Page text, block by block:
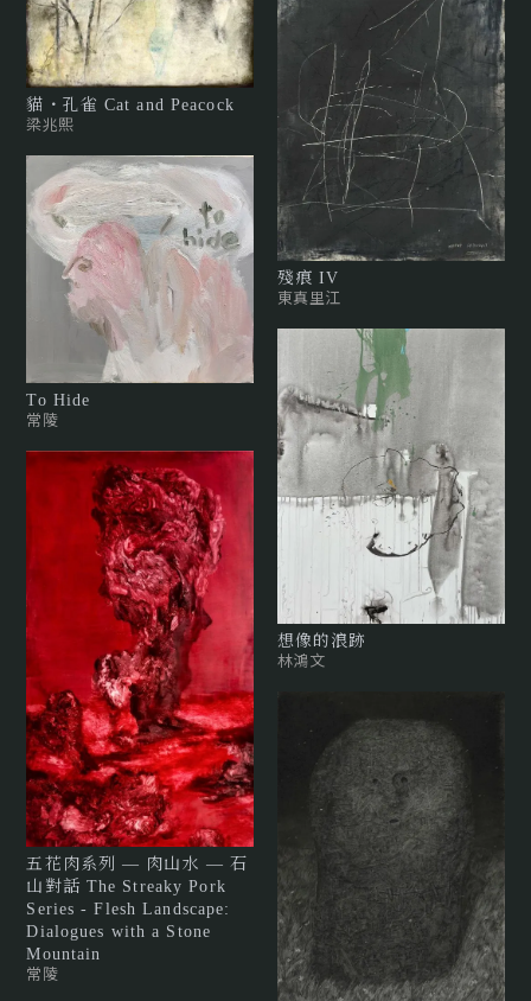
貓・孔雀 Cat and Peacock
梁兆熙
To Hide
常陵
五花肉系列 — 肉山水 — 石
山對話 The Streaky Pork
Series - Flesh Landscape:
Dialogues with a Stone
Mountain
常陵
殘痕 IV
東真里江
想像的浪跡
林鴻文